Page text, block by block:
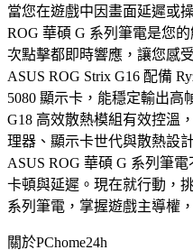
當您在遊戲中因畫面延遲或
ROG 華碩 G 系列筆電是您
次點擊都即時響應，讓您感
ASUS ROG Strix G16 配備
5080 顯示卡，能穩定輸出高
G18 高效散熱模組有效控溫
理器、顯示卡世代與散熱設
ASUS ROG 華碩 G 系列筆
卡頓與延遲。現在就行動，
系列筆電，掌握遊戲主導權
關於PChome24h